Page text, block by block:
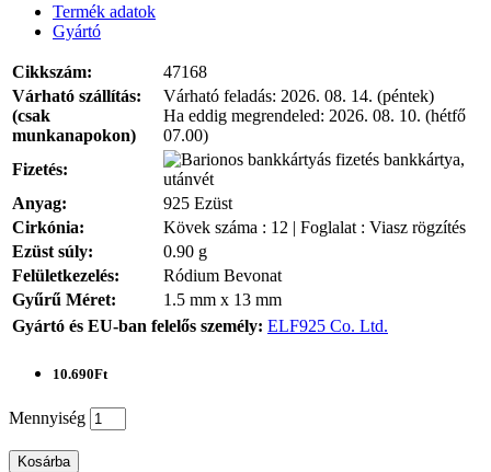
Termék adatok
Gyártó
Cikkszám:
47168
Várható szállítás:
(csak
munkanapokon)
Várható feladás: 2026. 08. 14. (péntek)
Ha eddig megrendeled: 2026. 08. 10. (hétfő
07.00)
Fizetés:
bankkártya,
utánvét
Anyag:
925 Ezüst
Cirkónia:
Kövek száma : 12 | Foglalat : Viasz rögzítés
Ezüst súly:
0.90 g
Felületkezelés:
Ródium Bevonat
Gyűrű Méret:
1.5 mm x 13 mm
Gyártó és EU-ban felelős személy: ELF925 Co. Ltd.
10.690Ft
Mennyiség
Kosárba